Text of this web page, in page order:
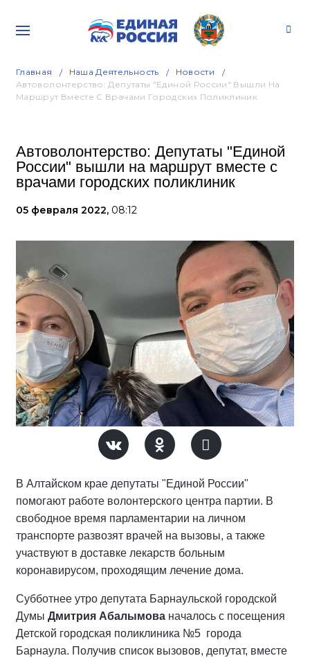
Главная Наша Деятельность
Новости
Автоволонтерство: Депутаты "Единой России" Вышли На
Маршрут Вместе С Врачами Городских Поликлиник
Автоволонтерство: Депутаты "Единой
России" вышли на маршрут вместе с
врачами городских поликлиник
05 февраля 2022, 08:12
В Алтайском крае депутаты "Единой России"
помогают работе волонтерского центра партии. В
свободное время парламентарии на личном
транспорте развозят врачей на вызовы, а также
участвуют в доставке лекарств больным
коронавирусом, проходящим лечение дома.
Субботнее утро депутата Барнаульской городской
Думы Дмитрия Абалымова началось с посещения
Детской городская поликлиника №5 города
Барнаула. Получив список вызовов, депутат, вместе